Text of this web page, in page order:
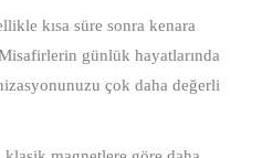
kısa süre sonra kenara
günlük hayatlarında
çok daha değerli